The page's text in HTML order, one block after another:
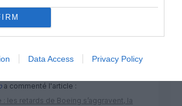
Data Access Privacy Policy
l'article :
sa ceinture : un vol Porter Airlines
a commenté l'article :
: les retards de Boeing s’aggravent, la